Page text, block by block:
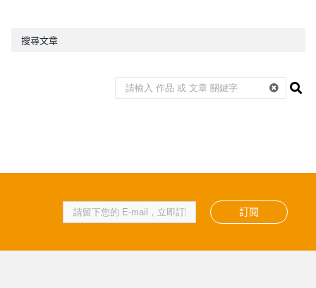
搜尋文章
訂閱